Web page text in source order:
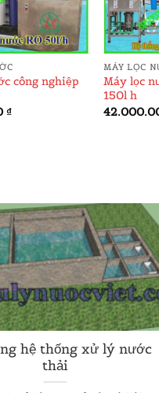
công nghiệp
₫
MÁY LỌC
Máy lọc
150l h
hệ thống xử lý nước
thải